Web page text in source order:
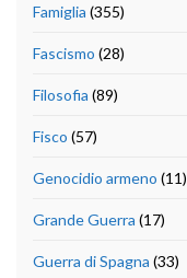
Famiglia (355)
Fascismo (28)
Filosofia (89)
Fisco (57)
Genocidio armeno (11)
Grande Guerra (17)
Guerra di Spagna (33)